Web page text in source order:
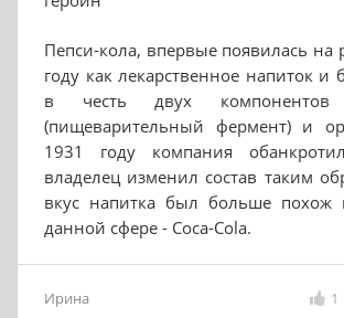
Пепси-кола, впервые появилась на
году как лекарственное напиток и
в честь двух
(пищеварительный фермент) и
1931 году компания
владелец изменил состав таким
вкус напитка был больше похож
данной сфере - Coca-Cola.
Ирина 1